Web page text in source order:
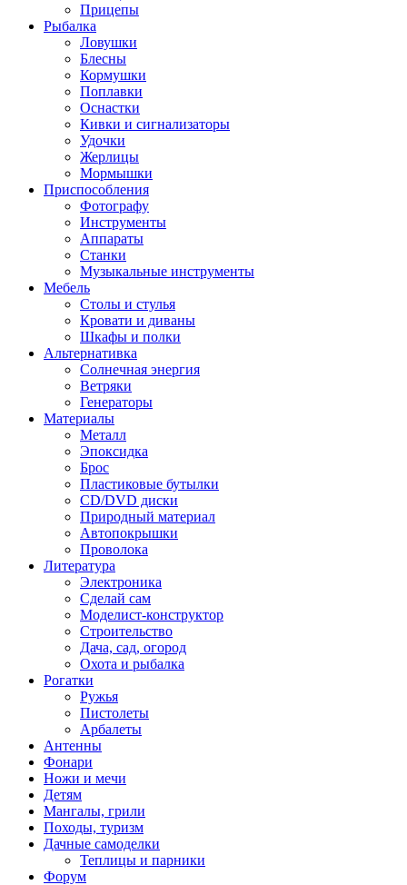
Прицепы
Рыбалка
Ловушки
Блесны
Кормушки
Поплавки
Оснастки
Кивки и сигнализаторы
Удочки
Жерлицы
Мормышки
Приспособления
Фотографу
Инструменты
Аппараты
Станки
Музыкальные инструменты
Мебель
Столы и стулья
Кровати и диваны
Шкафы и полки
Альтернативка
Солнечная энергия
Ветряки
Генераторы
Материалы
Металл
Эпоксидка
Брос
Пластиковые бутылки
CD/DVD диски
Природный материал
Автопокрышки
Проволока
Литература
Электроника
Сделай сам
Моделист-конструктор
Строительство
Дача, сад, огород
Охота и рыбалка
Рогатки
Ружья
Пистолеты
Арбалеты
Антенны
Фонари
Ножи и мечи
Детям
Мангалы, грили
Походы, туризм
Дачные самоделки
Теплицы и парники
Форум